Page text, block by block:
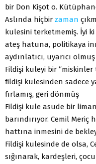
bir Don Kişot o.
Aslında hiçbir zaman
kulesini terketmemiş. İyi
ateş hatuna, politikaya
aydınlatıcı, uyarıcı
Fildişi kuleyi bir
fildişi kulesinden sadece
fırlamış, geri dönmüş
Fildişi kule asude bir
barındırıyor. Cemil
hattına inmesini de
Fildişi kulesinde de olsa,
sığınarak, kardeşleri,